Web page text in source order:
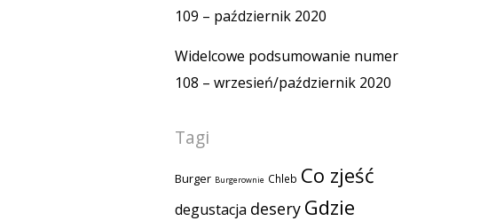
109 – październik 2020
Widelcowe podsumowanie numer
108 – wrzesień/październik 2020
Tagi
Burger Burgerownie Chleb Co zjeść
degustacja desery Gdzie